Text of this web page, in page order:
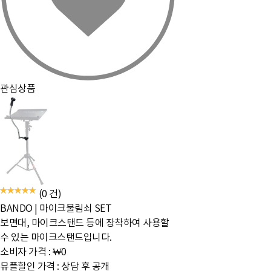
관심상품
(0 건)
BANDO
마이크물림쇠 SET
보면대, 마이크스탠드 등에 장착하여 사용할
수 있는 마이크스탠드입니다.
소비자 가격 : ₩0
뮤플할인 가격 : 상담 후 공개